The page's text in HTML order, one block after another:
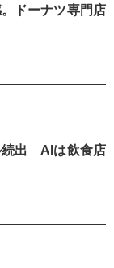
ドーナツ専門店
続出 AIは飲食店